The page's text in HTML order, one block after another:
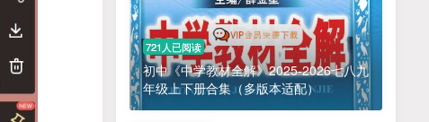
721人已阅读
初中《中学教材全解》2025-2026七八九
年级上下册合集（多版本适配）